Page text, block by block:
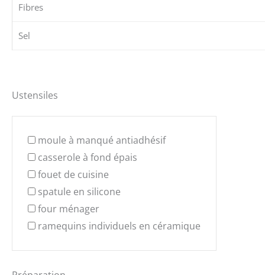
Fibres
Sel
Ustensiles
moule à manqué antiadhésif
casserole à fond épais
fouet de cuisine
spatule en silicone
four ménager
ramequins individuels en céramique